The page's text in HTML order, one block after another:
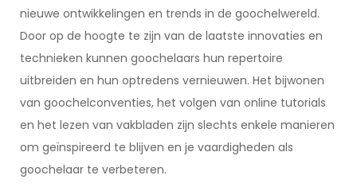
nieuwe ontwikkelingen en trends in de goochelwereld.
Door op de hoogte te zijn van de laatste innovaties en
technieken kunnen goochelaars hun repertoire
uitbreiden en hun optredens vernieuwen. Het bijwonen
van goochelconventies, het volgen van online tutorials
en het lezen van vakbladen zijn slechts enkele manieren
om geïnspireerd te blijven en je vaardigheden als
goochelaar te verbeteren.